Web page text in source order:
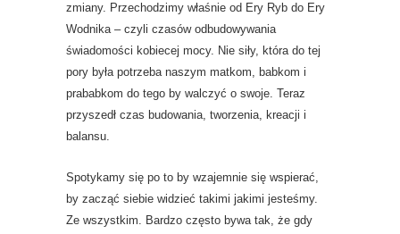
zmiany. Przechodzimy właśnie od Ery Ryb do Ery
Wodnika – czyli czasów odbudowywania
świadomości kobiecej mocy. Nie siły, która do tej
pory była potrzeba naszym matkom, babkom i
prababkom do tego by walczyć o swoje. Teraz
przyszedł czas budowania, tworzenia, kreacji i
balansu.
Spotykamy się po to by wzajemnie się wspierać,
by zacząć siebie widzieć takimi jakimi jesteśmy.
Ze wszystkim. Bardzo często bywa tak, że gdy